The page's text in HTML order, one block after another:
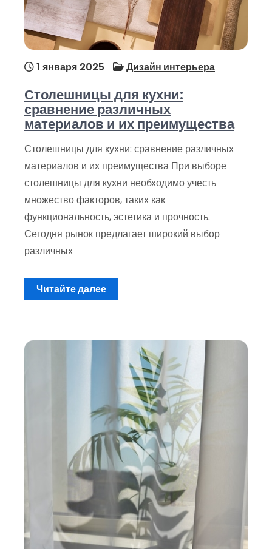
1 января 2025 Дизайн интерьера
Столешницы для кухни:
сравнение различных
материалов и их преимущества
Столешницы для кухни: сравнение различных
материалов и их преимущества При выборе
столешницы для кухни необходимо учесть
множество факторов, таких как
функциональность, эстетика и прочность.
Сегодня рынок предлагает широкий выбор
различных
Читайте далее